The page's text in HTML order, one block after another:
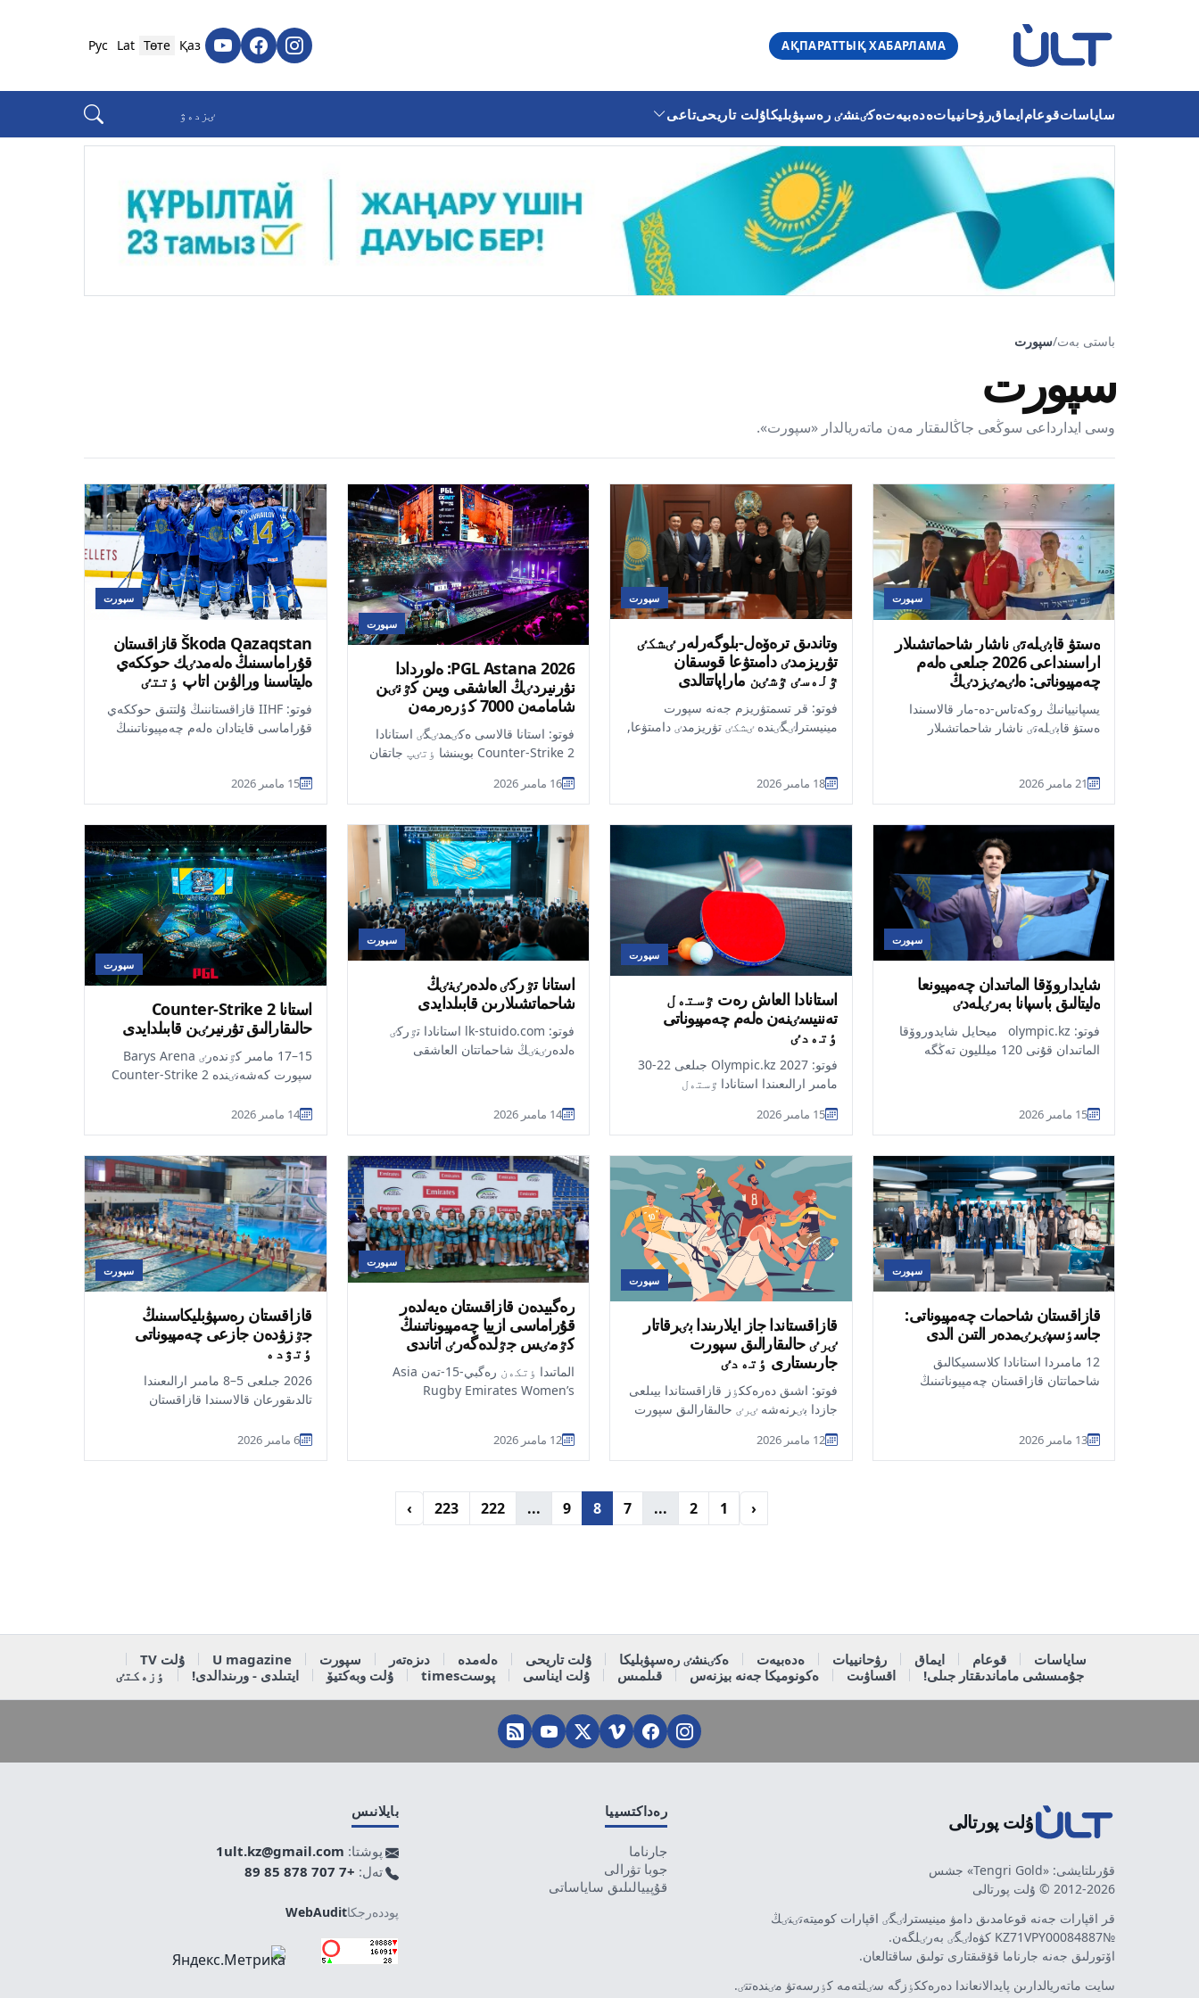
АҚПАРАТТЫҚ ХАБАРЛАМА
Қаз
Төте
Lat
Рус
ساياساتقوعامايماقرۋحانيياتەدەبيەتەكٸنشٸ رەسپۋبليكاۇلت تاريحىتاعى
باستى بەت/سپورت
سپورت
وسى ايدارداعى سوڭعى جاڭالىقتار مەن ماتەريالدار «سپورت».
سپورت
ەستۋ قابٸلەتٸ ناشار شاحماتشىلار
اراسىنداعى 2026 جىلعى ەلەم
چەمپيوناتى: ەلٸمٸزدٸڭ
سپورتشىلارى يسپانييادان ولجامەن
ورالدى
يسپانييانىڭ روكەتاس-دە-مار قالاسىندا
ەستۋ قابٸلەتٸ ناشار شاحماتشىلار
21 مامىر 2026
سپورت
وتاندىق ترەۆەل-بلوگەرلەر ٸشكٸ
تۋريزمدٸ دامىتۋعا قوسقان
ٷلەسٸ ٷشٸن ماراپاتتالدى
فوتو: قر تسمتۋريزم جەنە سپورت
مينيسترلٸگٸندە ٸشكٸ تۋريزمدٸ دامىتۋعا,
18 مامىر 2026
سپورت
PGL Astana 2026: ەلوردادا
تۋرنيردٸڭ العاشقى ويىن كٷنٸن
شامامەن 7000 كٶرەرمەن
تاماشالادى
فوتو: استانا قالاسى ەكٸمدٸگٸ استانادا
Counter-Strike 2 بويىنشا ٶتٸپ جاتقان
سەتت...
16 مامىر 2026
سپورت
Škoda Qazaqstan قازاقستان
قۇراماسىنىڭ ەلەمدٸك حوككەي
ەليتاسىنا ورالۋىن اتاپ ٶتتٸ
فوتو: IIHF قازاقستاننىڭ ۇلتتىق حوككەي
قۇراماسى قايتادان ەلەم چەمپيوناتىنىڭ
15 مامىر 2026
سپورت
شايداروۆقا الماتىدان چەمپيونعا
ەليتالىق باسپانا بەرٸلەدٸ
فوتو: olympic.kz ميحايل شايدوروۆقا
الماتىدان قۇنى 120 ميلليون تەڭگە
15 مامىر 2026
سپورت
استانادا العاش رەت ٷستەل
تەننيسٸنەن ەلەم چەمپيوناتى
ٶتەدٸ
فوتو: Olympic.kz 2027 جىلعى 22-30
مامىر ارالىعىندا استانادا ٷستەل
وسىلايشا قازاقس...
15 مامىر 2026
سپورت
استانا تٷركٸ ەلدەرٸنٸڭ
شاحماتشىلارىن قابىلدايدى
فوتو: lk-stuido.com استانادا تٷركٸ
ەلدەرٸنٸڭ شاحماتتان العاشقى
14 مامىر 2026
سپورت
استانا Counter-Strike 2
حالىقارالىق تۋرنيرٸن قابىلدايدى
15–17 مامىر كٷندەرٸ Barys Arena
سپورت كەشەنٸندە Counter-Strike 2
Astana 2026...
14 مامىر 2026
سپورت
قازاقستان شاحمات چەمپيوناتى:
جاسٶسپٸرٸمدەر التىن الدى
12 مامىردا استانادا كلاسسيكالىق
شاحماتتان قازاقستان چەمپيوناتىنىڭ
13 مامىر 2026
سپورت
قازاقستاندا جاز ايلارىندا بٸرقاتار
ٸرٸ حالىقارالىق سپورت
جارىستارى ٶتەدٸ
فوتو: اشىق دەرەككٶز قازاقستاندا بيىلعى
جازدا بٸرنەشە ٸرٸ حالىقارالىق سپورت
حابارلايدى...
12 مامىر 2026
سپورت
رەگبيدەن قازاقستان ەيەلدەر
قۇراماسى ازييا چەمپيوناتىنىڭ
كٷمٸس جٷلدەگەرٸ اتاندى
الماتىدا ٶتكەن رەگبي-15-تەن Asia
Rugby Emirates Women’s
12 مامىر 2026
سپورت
قازاقستان رەسپۋبليكاسىنىڭ
جٷزۋدەن جازعى چەمپيوناتى
ٶتۋدە
2026 جىلعى 5–8 مامىر ارالىعىندا
تالدىقورعان قالاسىندا قازاقستان
چەمپيوناتى ٶتەدٸ, دەپ...
6 مامىر 2026
‹
1
2
...
7
8
9
...
222
223
›
ساياسات قوعام ايماق رۋحانييات ەدەبيەت ەكٸنشٸ رەسپۋبليكا ۇلت تاريحى ەلەمدە دىزەتەر سپورت U magazine
ۇلت TV
جۇمىسشى ماماندىقتار جىلى!
اقساۋىت ەكونوميكا جەنە بيزنەس قىلمىس ۇلت ايناسى پوستtimes ۇلت وبەكتيۆ ايتىلدى - ورىندالدى! ٶزەكتٸ
ۇلت پورتالى
قۇرىلتايشى: «Tengri Gold» جشس
2012-2026 © ۇلت پورتالى
قر اقپارات جەنە قوعامدىق دامۋ مينيسترلٸگٸ اقپارات كوميتەتٸنٸڭ
№KZ71VPY00084887 كۋەلٸگٸ بەرٸلگەن.
اۆتورلىق جەنە جارناما قۇقىقتارى تولىق ساقتالعان.
سايت ماتەريالدارىن پايدالانعاندا دەرەككٶزگە سٸلتەمە كٶرسەتۋ مٸندەتتٸ.
رەداكتسييا
جارناما
جوبا تۋرالى
قۇپييالىلىق ساياساتى
بايلانىس
پوشتا: 1ult.kz@gmail.com
تەل: +7 707 878 85 89
پوددەرجكاWebAudit